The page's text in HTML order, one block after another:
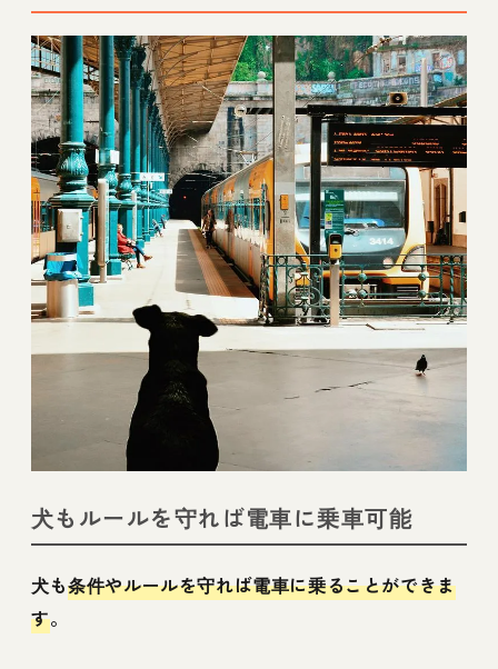
犬もルールを守れば電車に乗車可能
犬も条件やルールを守れば電車に乗ることができま
す。